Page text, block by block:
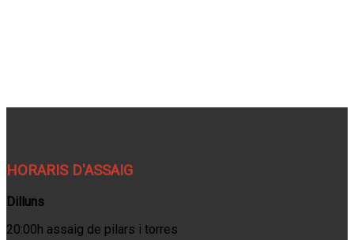
HORARIS D'ASSAIG
Dilluns
20:00h assaig de pilars i torres